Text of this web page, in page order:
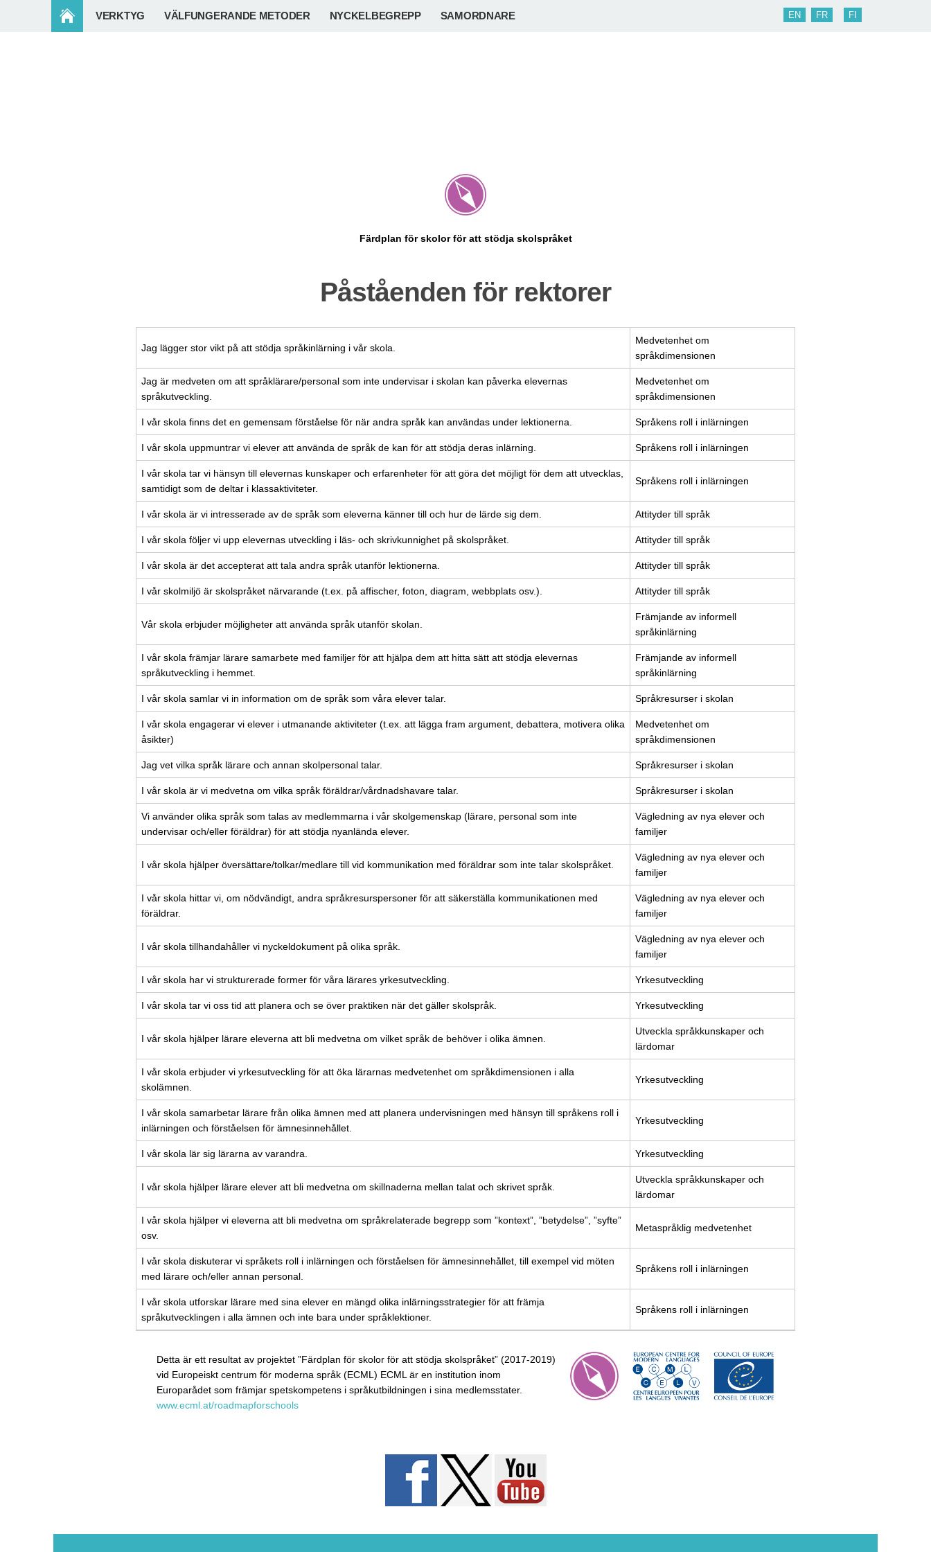
VERKTYG VÄLFUNGERANDE METODER NYCKELBEGREPP SAMORDNARE EN FR FI
Färdplan för skolor för att stödja skolspråket
Påståenden för rektorer
Jag lägger stor vikt på att stödja språkinlärning i vår skola.
Medvetenhet om
språkdimensionen
Jag är medveten om att språklärare/personal som inte undervisar i skolan kan påverka elevernas
språkutveckling.
Medvetenhet om
språkdimensionen
I vår skola finns det en gemensam förståelse för när andra språk kan användas under lektionerna. Språkens roll i inlärningen
I vår skola uppmuntrar vi elever att använda de språk de kan för att stödja deras inlärning. Språkens roll i inlärningen
I vår skola tar vi hänsyn till elevernas kunskaper och erfarenheter för att göra det möjligt för dem att utvecklas,
samtidigt som de deltar i klassaktiviteter.
Språkens roll i inlärningen
I vår skola är vi intresserade av de språk som eleverna känner till och hur de lärde sig dem. Attityder till språk
I vår skola följer vi upp elevernas utveckling i läs- och skrivkunnighet på skolspråket. Attityder till språk
I vår skola är det accepterat att tala andra språk utanför lektionerna. Attityder till språk
I vår skolmiljö är skolspråket närvarande (t.ex. på affischer, foton, diagram, webbplats osv.). Attityder till språk
Vår skola erbjuder möjligheter att använda språk utanför skolan.
Främjande av informell
språkinlärning
I vår skola främjar lärare samarbete med familjer för att hjälpa dem att hitta sätt att stödja elevernas
språkutveckling i hemmet.
Främjande av informell
språkinlärning
I vår skola samlar vi in information om de språk som våra elever talar. Språkresurser i skolan
I vår skola engagerar vi elever i utmanande aktiviteter (t.ex. att lägga fram argument, debattera, motivera olika
åsikter)
Medvetenhet om
språkdimensionen
Jag vet vilka språk lärare och annan skolpersonal talar. Språkresurser i skolan
I vår skola är vi medvetna om vilka språk föräldrar/vårdnadshavare talar. Språkresurser i skolan
Vi använder olika språk som talas av medlemmarna i vår skolgemenskap (lärare, personal som inte
undervisar och/eller föräldrar) för att stödja nyanlända elever.
Vägledning av nya elever och
familjer
I vår skola hjälper översättare/tolkar/medlare till vid kommunikation med föräldrar som inte talar skolspråket.
Vägledning av nya elever och
familjer
I vår skola hittar vi, om nödvändigt, andra språkresurspersoner för att säkerställa kommunikationen med
föräldrar.
Vägledning av nya elever och
familjer
I vår skola tillhandahåller vi nyckeldokument på olika språk.
Vägledning av nya elever och
familjer
I vår skola har vi strukturerade former för våra lärares yrkesutveckling. Yrkesutveckling
I vår skola tar vi oss tid att planera och se över praktiken när det gäller skolspråk. Yrkesutveckling
I vår skola hjälper lärare eleverna att bli medvetna om vilket språk de behöver i olika ämnen.
Utveckla språkkunskaper och
lärdomar
I vår skola erbjuder vi yrkesutveckling för att öka lärarnas medvetenhet om språkdimensionen i alla
skolämnen.
Yrkesutveckling
I vår skola samarbetar lärare från olika ämnen med att planera undervisningen med hänsyn till språkens roll i
inlärningen och förståelsen för ämnesinnehållet.
Yrkesutveckling
I vår skola lär sig lärarna av varandra. Yrkesutveckling
I vår skola hjälper lärare elever att bli medvetna om skillnaderna mellan talat och skrivet språk.
Utveckla språkkunskaper och
lärdomar
I vår skola hjälper vi eleverna att bli medvetna om språkrelaterade begrepp som ”kontext”, ”betydelse”, ”syfte”
osv.
Metaspråklig medvetenhet
I vår skola diskuterar vi språkets roll i inlärningen och förståelsen för ämnesinnehållet, till exempel vid möten
med lärare och/eller annan personal.
Språkens roll i inlärningen
I vår skola utforskar lärare med sina elever en mängd olika inlärningsstrategier för att främja
språkutvecklingen i alla ämnen och inte bara under språklektioner.
Språkens roll i inlärningen
Detta är ett resultat av projektet ”Färdplan för skolor för att stödja skolspråket” (2017-2019)
vid Europeiskt centrum för moderna språk (ECML) ECML är en institution inom
Europarådet som främjar spetskompetens i språkutbildningen i sina medlemsstater.
www.ecml.at/roadmapforschools